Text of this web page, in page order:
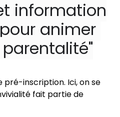
information
animer
pré-inscription. Ici, on se
fait partie de